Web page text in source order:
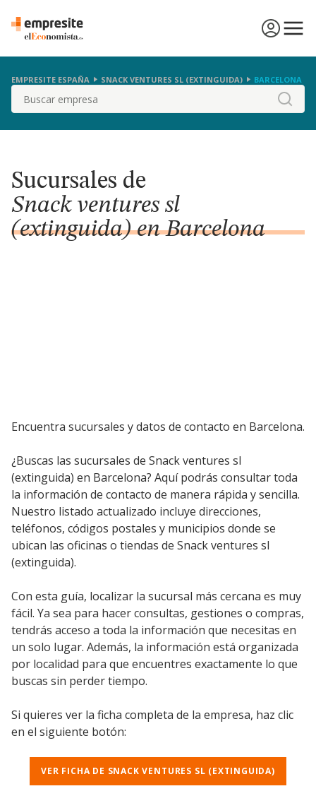
EMPRESITE ESPAÑA SNACK VENTURES SL (EXTINGUIDA) BARCELONA
Buscar
Sucursales de
Snack ventures sl
(extinguida) en Barcelona
Encuentra sucursales y datos de contacto en Barcelona.
¿Buscas las sucursales de Snack ventures sl
(extinguida) en Barcelona? Aquí podrás consultar toda
la información de contacto de manera rápida y sencilla.
Nuestro listado actualizado incluye direcciones,
teléfonos, códigos postales y municipios donde se
ubican las oficinas o tiendas de Snack ventures sl
(extinguida).
Con esta guía, localizar la sucursal más cercana es muy
fácil. Ya sea para hacer consultas, gestiones o compras,
tendrás acceso a toda la información que necesitas en
un solo lugar. Además, la información está organizada
por localidad para que encuentres exactamente lo que
buscas sin perder tiempo.
Si quieres ver la ficha completa de la empresa, haz clic
en el siguiente botón:
VER FICHA DE SNACK VENTURES SL (EXTINGUIDA)